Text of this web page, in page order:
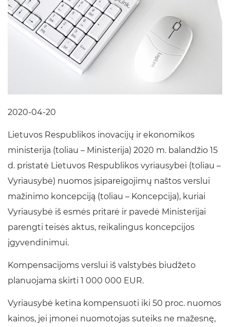
2020-04-20
Lietuvos Respublikos inovacijų ir ekonomikos
ministerija (toliau – Ministerija) 2020 m. balandžio 15
d. pristatė Lietuvos Respublikos vyriausybei (toliau –
Vyriausybė) nuomos įsipareigojimų naštos verslui
mažinimo koncepciją (toliau – Koncepcija), kuriai
Vyriausybė iš esmės pritarė ir pavedė Ministerijai
parengti teisės aktus, reikalingus koncepcijos
įgyvendinimui.
Kompensacijoms verslui iš valstybės biudžeto
planuojama skirti 1 000 000 EUR.
Vyriausybė ketina kompensuoti iki 50 proc. nuomos
kainos, jei įmonei nuomotojas suteiks ne mažesnę,